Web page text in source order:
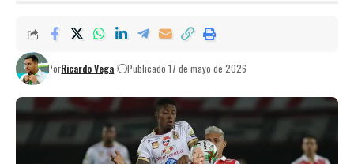
PorRicardo Vega Publicado 17 de mayo de 2026